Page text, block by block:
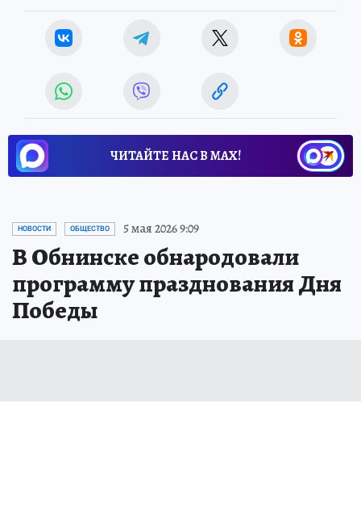
ЧИТАЙТЕ НАС В МАХ!
НОВОСТИ ОБЩЕСТВО 5 мая 2026 9:09
В Обнинске обнародовали
программу празднования Дня
Победы